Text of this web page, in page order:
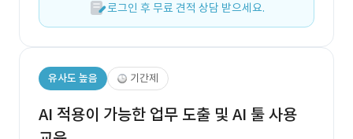
로그인 후 무료 견적 상담 받으세요.
유사도 높음 기간제
AI 적용이 가능한 업무 도출 및 AI 툴 사용